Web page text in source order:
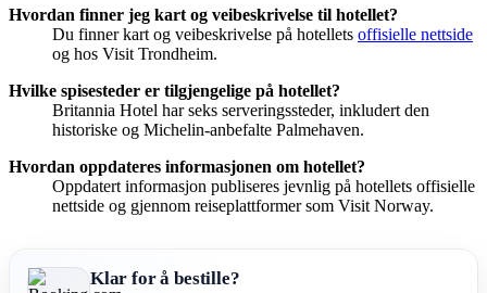
Hvordan finner jeg kart og veibeskrivelse til hotellet?
Du finner kart og veibeskrivelse på hotellets offisielle nettside
og hos Visit Trondheim.
Hvilke spisesteder er tilgjengelige på hotellet?
Britannia Hotel har seks serveringssteder, inkludert den
historiske og Michelin-anbefalte Palmehaven.
Hvordan oppdateres informasjonen om hotellet?
Oppdatert informasjon publiseres jevnlig på hotellets offisielle
nettside og gjennom reiseplattformer som Visit Norway.
Klar for å bestille?